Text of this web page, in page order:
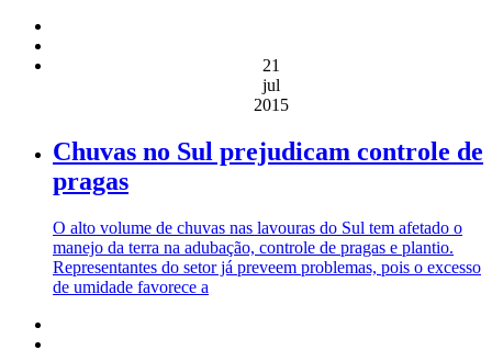
21
jul
2015
Chuvas no Sul prejudicam controle de
pragas
O alto volume de chuvas nas lavouras do Sul tem afetado o
manejo da terra na adubação, controle de pragas e plantio.
Representantes do setor já preveem problemas, pois o excesso
de umidade favorece a